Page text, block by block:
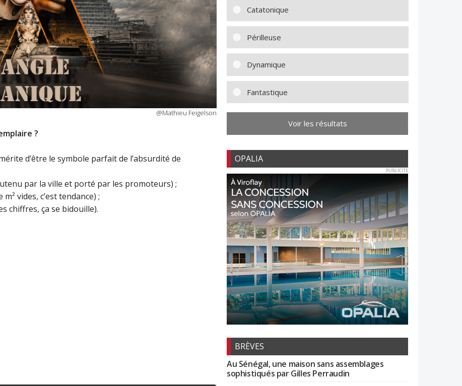
@Mathieu Feigelson
?
d’être le symbole parfait de l’absurdité de
par la ville et porté par les promoteurs) ;
vides, c’est tendance) ;
chiffres, ça se bidouille).
Catatonique
Périlleuse
Dynamique
Fantastique
Voir les résultats
OPALIA
PUBLICITE
BRÈVES
Au Sénégal, une maison sans assemblages
sophistiqués par Gilles Perraudin